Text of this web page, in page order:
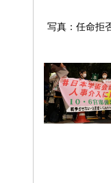
写真：任命拒